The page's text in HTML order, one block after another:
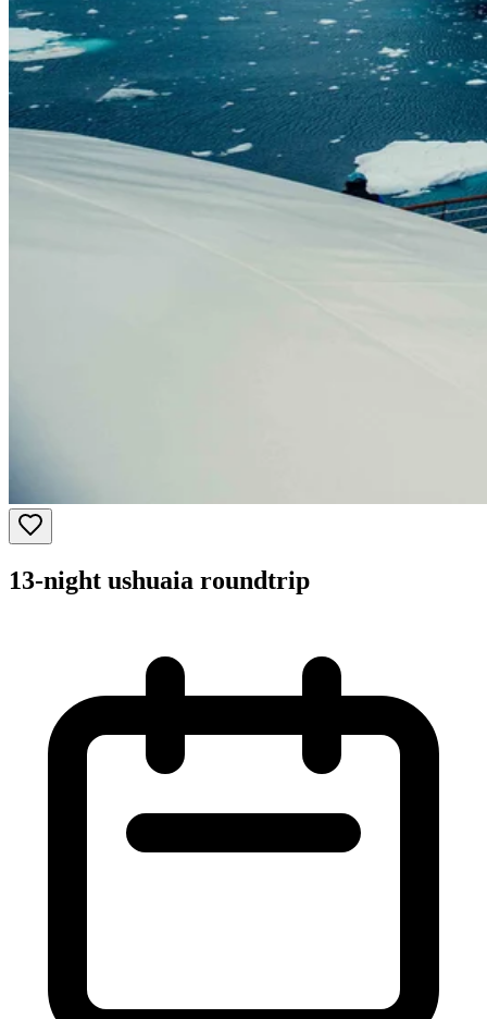
13-night ushuaia roundtrip